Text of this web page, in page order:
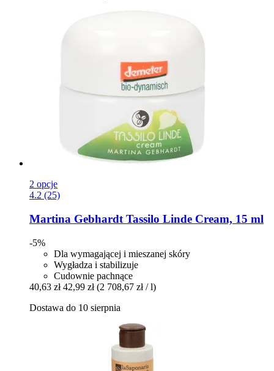
2 opcje
4.2 (25)
Martina Gebhardt Tassilo Linde Cream, 15 ml
-5%
Dla wymagającej i mieszanej skóry
Wygładza i stabilizuje
Cudownie pachnące
40,63 zł 42,99 zł (2 708,67 zł / l)
Dostawa do 10 sierpnia